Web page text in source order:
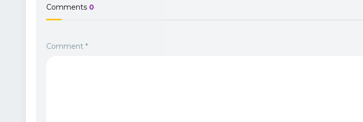
Comments 0
Comment *